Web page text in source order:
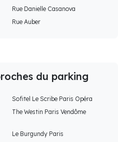
Rue Danielle Casanova
Rue Auber
du parking
Sofitel Le Scribe Paris Opéra
The Westin Paris Vendôme
Le Burgundy Paris